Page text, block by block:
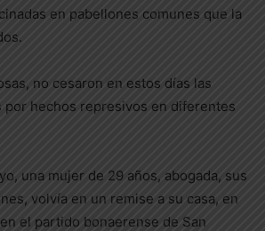
en pabellones comunes que la
no cesaron en estos días las
por hechos represivos en diferentes
una mujer de 29 años, abogada, sus
volvía en un remise a su casa, en
el partido bonaerense de San